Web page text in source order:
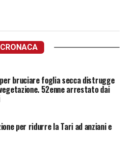
CRONACA
per bruciare foglia secca distrugge
52enne arrestato dai
per ridurre la Tari ad anziani e